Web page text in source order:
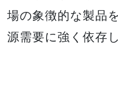
場の象徴的な製品
源需要に強く依存